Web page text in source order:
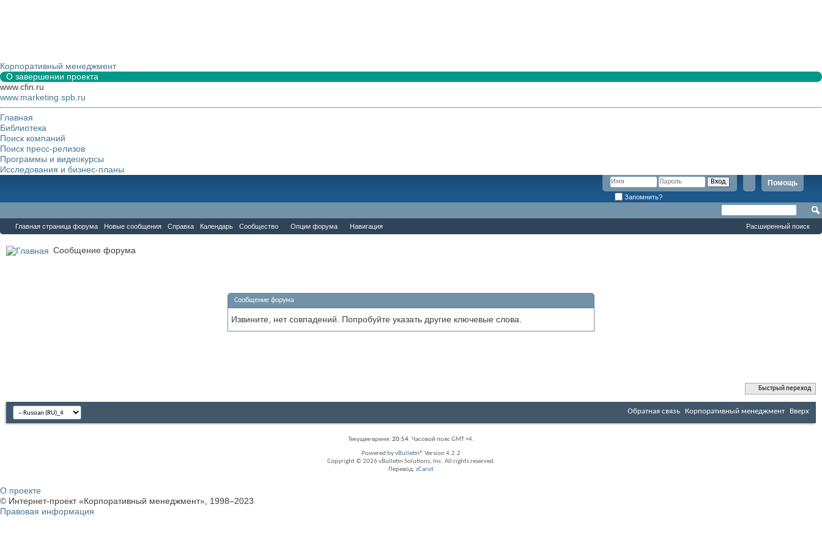
Корпоративный менеджмент
О завершении проекта
www.cfin.ru
www.marketing.spb.ru
Главная
Библиотека
Поиск компаний
Поиск пресс-релизов
Программы и видеокурсы
Исследования и бизнес-планы
Помощь
Запомнить?
Главная страница форума Новые сообщения Справка Календарь Сообщество Опции форума Навигация Расширенный поиск
Сообщение форума
Сообщение форума
Извините, нет совпадений. Попробуйте указать другие ключевые слова.
Быстрый переход
Обратная связь Корпоративный менеджмент Вверх
Текущее время: 20:54. Часовой пояс GMT +4.
Powered byvBulletin® Version 4.2.2
Copyright © 2026 vBulletin Solutions, Inc. All rights reserved.
Перевод: zCarot
О проекте
© Интернет-проект «Корпоративный менеджмент», 1998–2023
Правовая информация